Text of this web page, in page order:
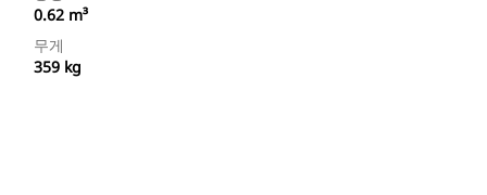
0.62 m³
무게
359 kg